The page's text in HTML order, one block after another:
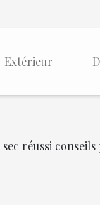
Extérieur
réussi